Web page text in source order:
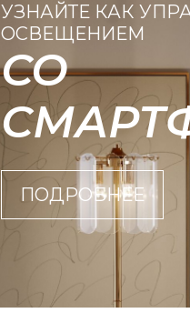
УЗНАЙТЕ КАК
ОСВЕЩЕНИЕМ
СО
ПОДРОБНЕЕ